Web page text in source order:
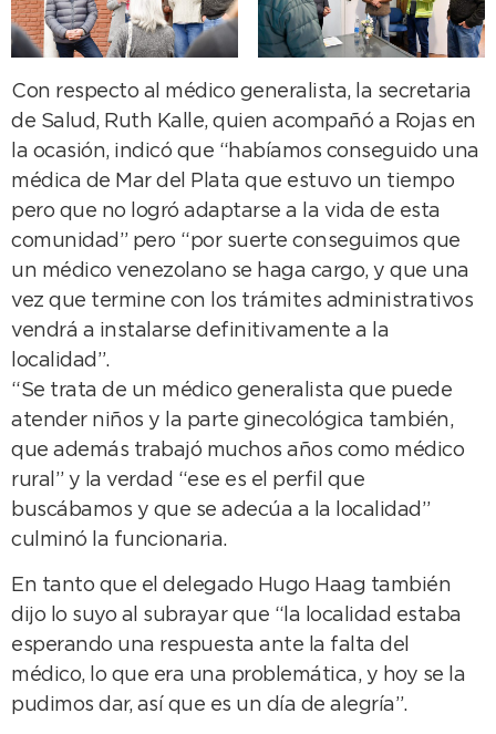
Con respecto al médico generalista, la secretaria
de Salud, Ruth Kalle, quien acompañó a Rojas en
la ocasión, indicó que “habíamos conseguido una
médica de Mar del Plata que estuvo un tiempo
pero que no logró adaptarse a la vida de esta
comunidad” pero “por suerte conseguimos que
un médico venezolano se haga cargo, y que una
vez que termine con los trámites administrativos
vendrá a instalarse definitivamente a la
localidad”.
“Se trata de un médico generalista que puede
atender niños y la parte ginecológica también,
que además trabajó muchos años como médico
rural” y la verdad “ese es el perfil que
buscábamos y que se adecúa a la localidad”
culminó la funcionaria.
En tanto que el delegado Hugo Haag también
dijo lo suyo al subrayar que “la localidad estaba
esperando una respuesta ante la falta del
médico, lo que era una problemática, y hoy se la
pudimos dar, así que es un día de alegría”.